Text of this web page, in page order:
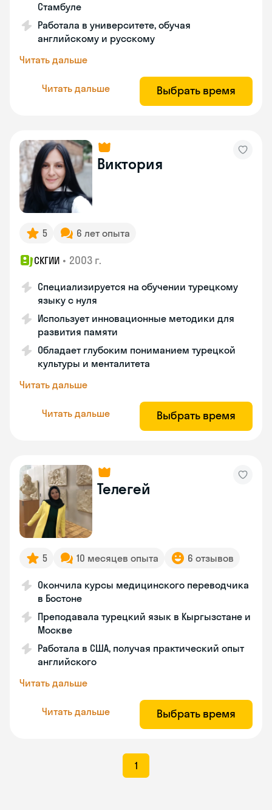
Стамбуле
Работала в университете, обучая
английскому и русскому
Читать дальше
Читать дальше Выбрать время
Виктория
5 6 лет опыта
СКГИИ • 2003 г.
Специализируется на обучении турецкому
языку с нуля
Использует инновационные методики для
развития памяти
Обладает глубоким пониманием турецкой
культуры и менталитета
Читать дальше
Читать дальше Выбрать время
Телегей
5 10 месяцев опыта 6 отзывов
Окончила курсы медицинского переводчика
в Бостоне
Преподавала турецкий язык в Кыргызстане и
Москве
Работала в США, получая практический опыт
английского
Читать дальше
Читать дальше Выбрать время
1